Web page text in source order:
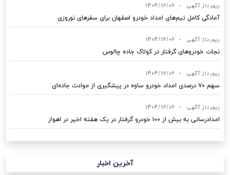
رپورتاژ آگهی •
1404/12/06
آمادگی کامل تیم‌های امداد خودرو اصفهان برای سفرهای نوروزی
رپورتاژ آگهی •
1404/12/06
نجات خودروهای گرفتار در کولاک جاده چالوس
رپورتاژ آگهی •
1404/12/06
سهم ۷۰ درصدی امداد خودرو ساوه در پیشگیری از حوادث جاده‌ای
رپورتاژ آگهی •
1404/12/06
امدادرسانی به بیش از ۱۰۰ خودرو گرفتار در یک هفته اخیر در اهواز
آخرین اخبار